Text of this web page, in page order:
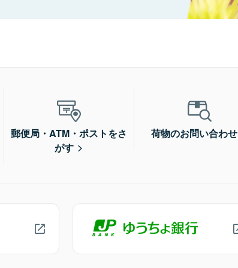
郵便局・ATM・ポストをさ
がす
荷物のお問い合わせ